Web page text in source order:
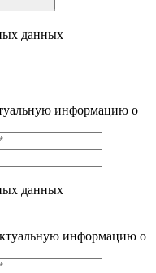
данных
информацию о
данных
информацию о